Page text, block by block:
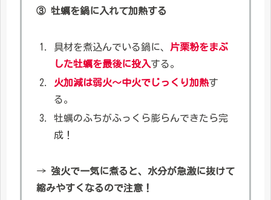
③ 牡蠣を鍋に入れて加熱する
具材を煮込んでいる鍋に、 片栗粉をまぶ
した牡蠣を最後に投入する。
火加減は弱火～中火でじっくり加熱す
る。
牡蠣のふちがふっくら膨らんできたら完
成！
→ 強火で一気に煮ると、水分が急激に抜けて
縮みやすくなるので注意！